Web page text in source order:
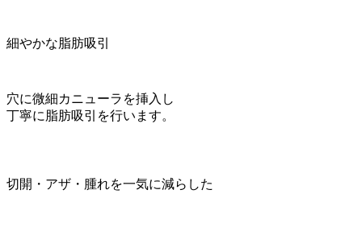
細やかな脂肪吸引
穴に微細カニューラを挿入し
丁寧に脂肪吸引を行います。
切開・アザ・腫れを一気に減らした